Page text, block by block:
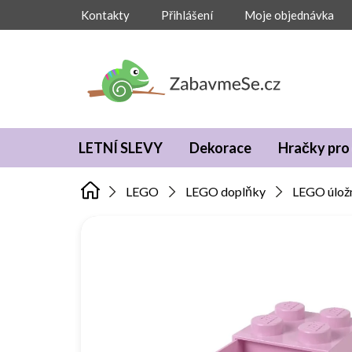
Kontakty Přihlášení Moje objednávka
LETNÍ SLEVY Dekorace Hračky
LEGO LEGO doplňky LEGO